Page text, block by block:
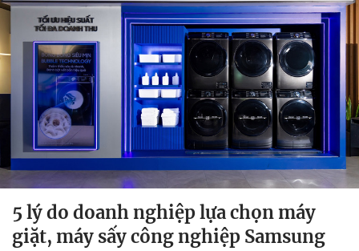
5 lý do doanh nghiệp lựa chọn máy
giặt, máy sấy công nghiệp Samsung